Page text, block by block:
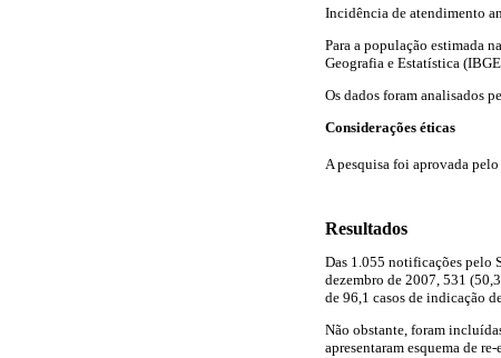
Incidência de atendimento
Para a população estimada
Geografia e Estatística
Os dados foram analisados
Considerações éticas
A pesquisa foi aprovada
Resultados
Das 1.055 notificações pelo
dezembro de 2007, 531
de 96,1 casos de indicação
Não obstante, foram
apresentaram esquema de